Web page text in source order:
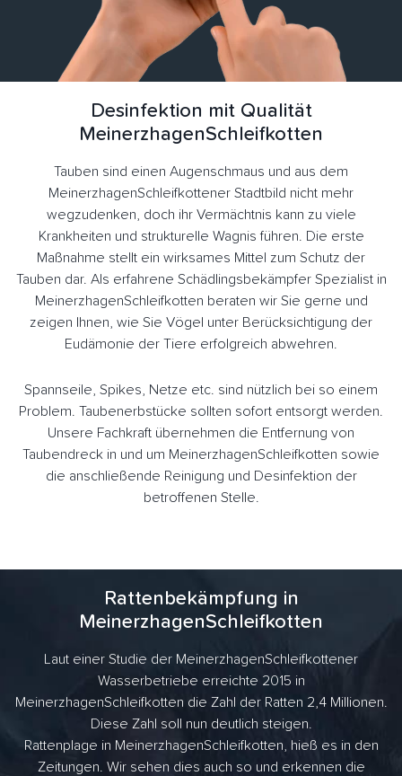
Desinfektion mit Qualität
MeinerzhagenSchleifkotten
Tauben sind einen Augenschmaus und aus dem
MeinerzhagenSchleifkottener Stadtbild nicht mehr
wegzudenken, doch ihr Vermächtnis kann zu viele
Krankheiten und strukturelle Wagnis führen. Die erste
Maßnahme stellt ein wirksames Mittel zum Schutz der
Tauben dar. Als erfahrene Schädlingsbekämpfer Spezialist in
MeinerzhagenSchleifkotten beraten wir Sie gerne und
zeigen Ihnen, wie Sie Vögel unter Berücksichtigung der
Eudämonie der Tiere erfolgreich abwehren.
Spannseile, Spikes, Netze etc. sind nützlich bei so einem
Problem. Taubenerbstücke sollten sofort entsorgt werden.
Unsere Fachkraft übernehmen die Entfernung von
Taubendreck in und um MeinerzhagenSchleifkotten sowie
die anschließende Reinigung und Desinfektion der
betroffenen Stelle.
Rattenbekämpfung in
MeinerzhagenSchleifkotten
Laut einer Studie der MeinerzhagenSchleifkottener
Wasserbetriebe erreichte 2015 in
MeinerzhagenSchleifkotten die Zahl der Ratten 2,4 Millionen.
Diese Zahl soll nun deutlich steigen.
Rattenplage in MeinerzhagenSchleifkotten, hieß es in den
Zeitungen. Wir sehen dies auch so und erkennen die